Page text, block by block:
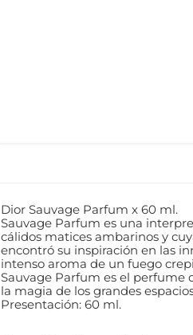
Dior Sauvage Parfum x 60 ml.
Sauvage Parfum es una
cálidos matices ambarinos y
encontró su inspiración en las
intenso aroma de un fuego
Sauvage Parfum es el perfume
la magia de los grandes
Presentación: 60 ml.